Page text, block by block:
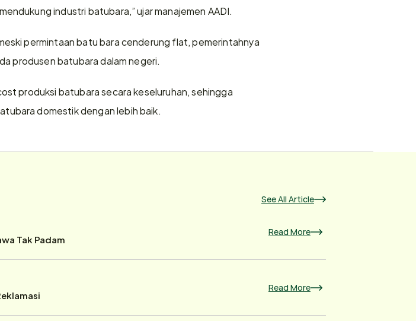
industri batubara,” ujar manajemen AADI.
permintaan batu bara cenderung flat, pemerintahnya
produsen batubara dalam negeri.
produksi batubara secara keseluruhan, sehingga
domestik dengan lebih baik.
See All Article
Tak Padam Read More
Read More